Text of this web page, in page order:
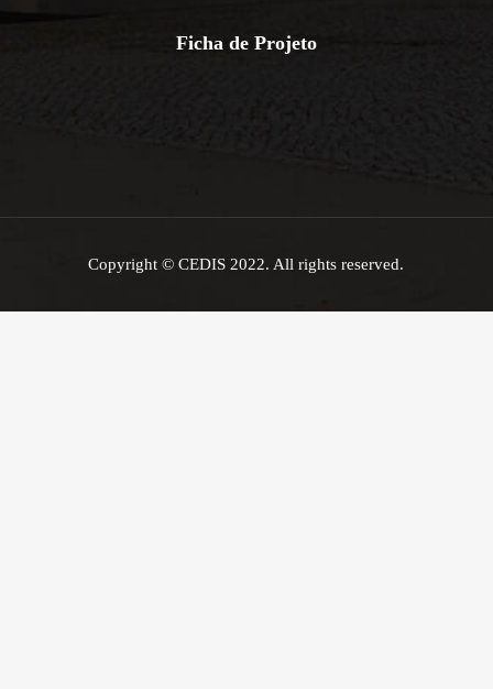
Ficha de Projeto
Copyright © CEDIS 2022. All rights reserved.